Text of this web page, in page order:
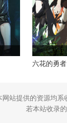
六花的勇者
网站提供的资源均系
若本站收录